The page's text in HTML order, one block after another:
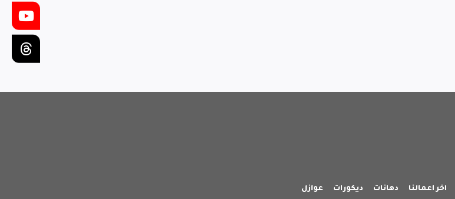
اخر اعمالنا دهانات ديكورات عوازل